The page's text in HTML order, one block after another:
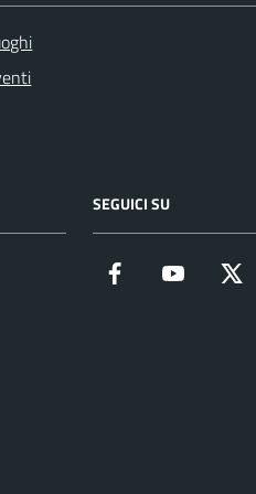
SEGUICI SU
Facebook YouTube